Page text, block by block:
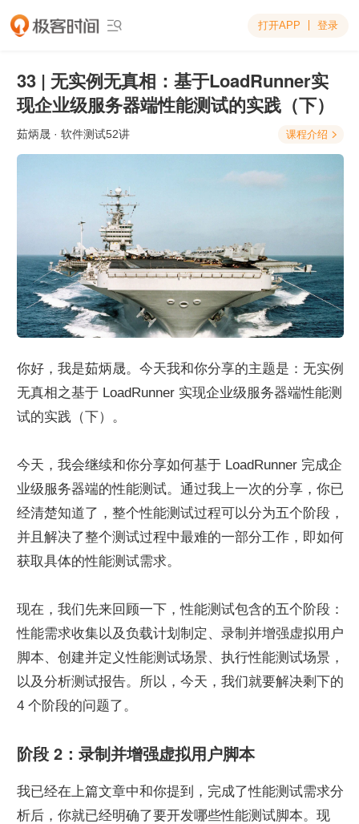
 打开APP 登录
33 | 无实例无真相：基于LoadRunner实
现企业级服务器端性能测试的实践（下）
茹炳晟 · 软件测试52讲 课程介绍 
你好，我是茹炳晟。今天我和你分享的主题是：无实例
无真相之基于 LoadRunner 实现企业级服务器端性能测
试的实践（下）。
今天，我会继续和你分享如何基于 LoadRunner 完成企
业级服务器端的性能测试。通过我上一次的分享，你已
经清楚知道了，整个性能测试过程可以分为五个阶段，
并且解决了整个测试过程中最难的一部分工作，即如何
获取具体的性能测试需求。
现在，我们先来回顾一下，性能测试包含的五个阶段：
性能需求收集以及负载计划制定、录制并增强虚拟用户
脚本、创建并定义性能测试场景、执行性能测试场景，
以及分析测试报告。所以，今天，我们就要解决剩下的
4 个阶段的问题了。
阶段 2：录制并增强虚拟用户脚本
我已经在上篇文章中和你提到，完成了性能测试需求分
析后，你就已经明确了要开发哪些性能测试脚本。现